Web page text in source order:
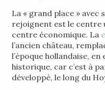
La « grand place » avec
rejoignent est le centre
centre économique. La
l’ancien château,
l’époque hollandaise,
historique, car c’est à
développé, le long du